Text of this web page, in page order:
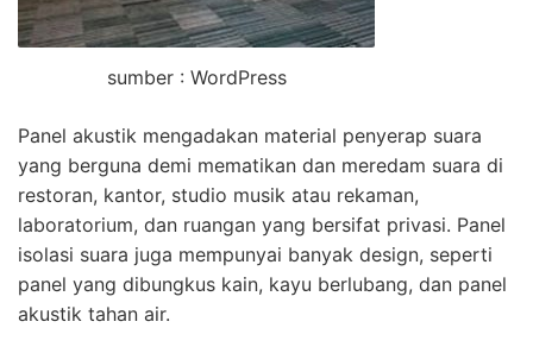
sumber : WordPress
Panel akustik mengadakan material penyerap suara
yang berguna demi mematikan dan meredam suara di
restoran, kantor, studio musik atau rekaman,
laboratorium, dan ruangan yang bersifat privasi. Panel
isolasi suara juga mempunyai banyak design, seperti
panel yang dibungkus kain, kayu berlubang, dan panel
akustik tahan air.